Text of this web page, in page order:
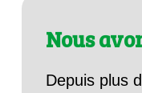
Nous
Depuis plus